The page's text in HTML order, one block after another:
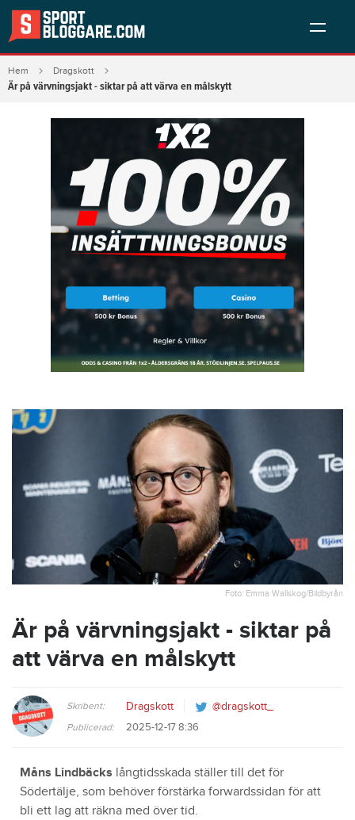
Hem Dragskott
Är på värvningsjakt - siktar på att värva en målskytt
Foto: Emma Wallskog/Bildbyrån
Är på värvningsjakt - siktar på
att värva en målskytt
Skribent: Dragskott @dragskott_
Publicerad: 2025-12-17 8:36
Måns Lindbäcks långtidsskada ställer till det för
Södertälje, som behöver förstärka forwardssidan för att
bli ett lag att räkna med över tid.